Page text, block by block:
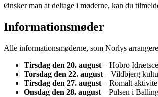
Ønsker man at deltage i møderne, kan du
Informationsmøder
Alle informationsmøderne, som Norlys
Tirsdag den 20. august – Hobro
Torsdag den 22. august – Vildbjerg
Tirsdag den 27. august – Romalt
Onsdag den 28. august – Pulsen i